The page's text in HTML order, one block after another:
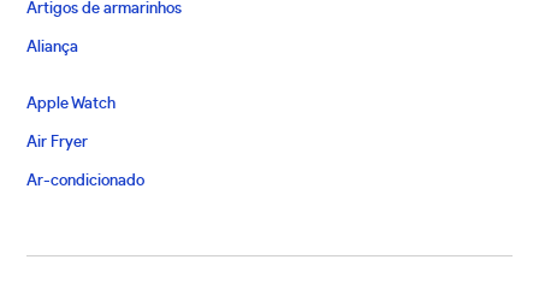
Artigos de armarinhos
Aliança
Apple Watch
Air Fryer
Ar-condicionado